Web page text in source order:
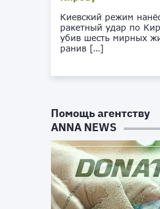
Киевский режим
ракетный удар по
убив шесть мирных
ранив […]
Помощь агентству
ANNA NEWS